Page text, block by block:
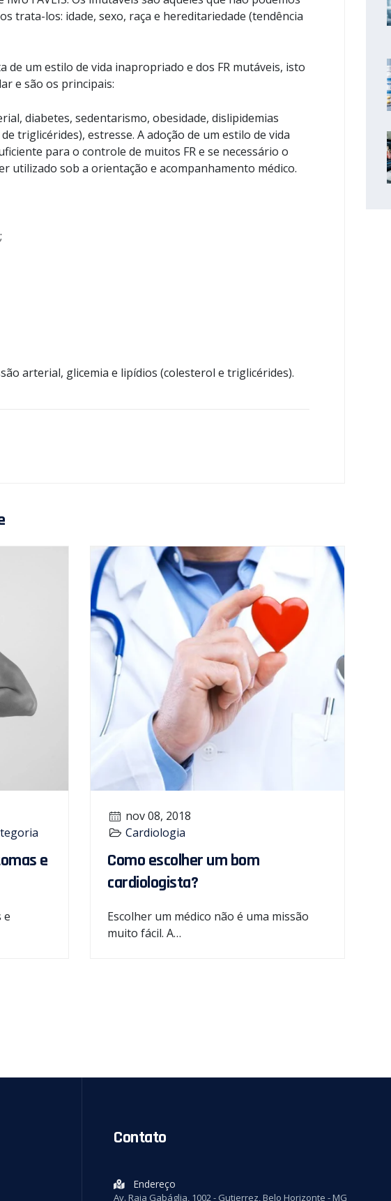
trata-los: idade, sexo, raça e hereditariedade (tendência
de um estilo de vida inapropriado e dos FR mutáveis, isto
e são os principais:
diabetes, sedentarismo, obesidade, dislipidemias
triglicérides), estresse. A adoção de um estilo de vida
para o controle de muitos FR e se necessário o
utilizado sob a orientação e acompanhamento médico.
arterial, glicemia e lipídios (colesterol e triglicérides).
e
e
nov 08, 2018
Cardiologia
Como escolher um bom
cardiologista?
Escolher um médico não é uma missão
muito fácil. A…
Contato
Endereço
Av. Raja Gabáglia, 1002 - Gutierrez, Belo Horizonte - MG